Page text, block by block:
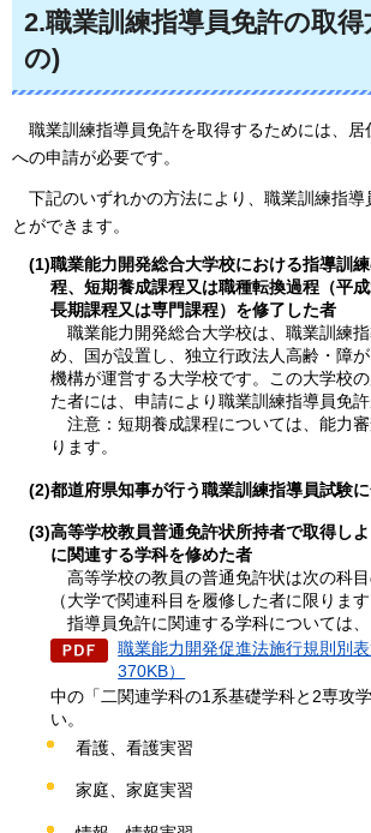
2.職業訓練指導員免許の取得
の)
職業訓練指導員免許を取得するためには、
への申請が必要です。
下記のいずれかの方法により、職業訓練指導
とができます。
(1)職業能力開発総合大学校における指導訓
程、短期養成課程又は職種転換過程（平
長期課程又は専門課程）を修了した者
職業能力開発総合大学校は、職業訓練
め、国が設置し、独立行政法人高齢・障
機構が運営する大学校です。この大学校
た者には、申請により職業訓練指導員免許
注意：短期養成課程については、能力
ります。
(2)都道府県知事が行う職業訓練指導員試験
(3)高等学校教員普通免許状所持者で取得し
に関連する学科を修めた者
高等学校の教員の普通免許状は次の科
（大学で関連科目を履修した者に限ります
指導員免許に関連する学科については、
職業能力開発促進法施行規則別表
370KB）
中の「二関連学科の1系基礎学科と2専攻
い。
看護、看護実習
家庭、家庭実習